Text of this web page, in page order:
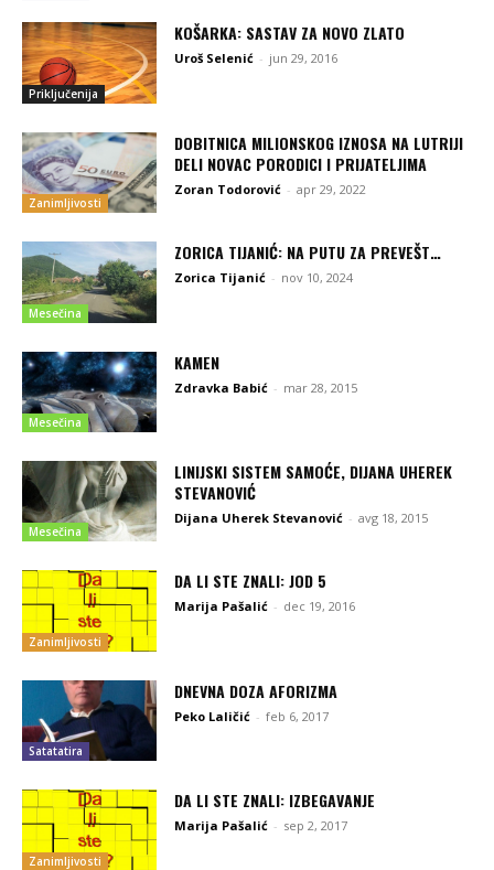
Priključenija
KOŠARKA: SASTAV ZA NOVO ZLATO
Uroš Selenić - jun 29, 2016
Zanimljivosti
DOBITNICA MILIONSKOG IZNOSA NA LUTRIJI
DELI NOVAC PORODICI I PRIJATELJIMA
Zoran Todorović - apr 29, 2022
Mesečina
ZORICA TIJANIĆ: NA PUTU ZA PREVEŠT…
Zorica Tijanić - nov 10, 2024
Mesečina
KAMEN
Zdravka Babić - mar 28, 2015
Mesečina
LINIJSKI SISTEM SAMOĆE, DIJANA UHEREK
STEVANOVIĆ
Dijana Uherek Stevanović - avg 18, 2015
Zanimljivosti
DA LI STE ZNALI: JOD 5
Marija Pašalić - dec 19, 2016
Satatatira
DNEVNA DOZA AFORIZMA
Peko Laličić - feb 6, 2017
Zanimljivosti
DA LI STE ZNALI: IZBEGAVANJE
Marija Pašalić - sep 2, 2017